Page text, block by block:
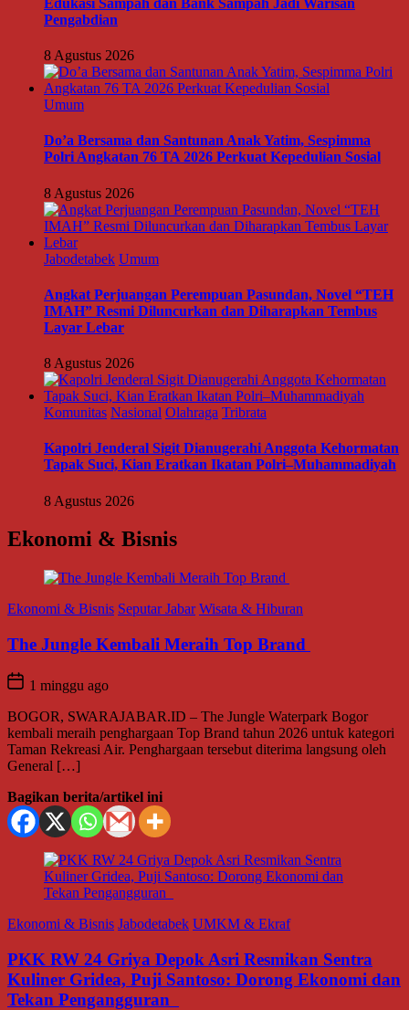
Pengabdian
8 Agustus 2026
Umum
Do’a Bersama dan Santunan Anak Yatim, Sespimma
Polri Angkatan 76 TA 2026 Perkuat Kepedulian Sosial
8 Agustus 2026
Jabodetabek Umum
Angkat Perjuangan Perempuan Pasundan, Novel “TEH
IMAH” Resmi Diluncurkan dan Diharapkan Tembus
Layar Lebar
8 Agustus 2026
Komunitas Nasional Olahraga Tribrata
Kapolri Jenderal Sigit Dianugerahi Anggota Kehormatan
Tapak Suci, Kian Eratkan Ikatan Polri–Muhammadiyah
8 Agustus 2026
Ekonomi & Bisnis
Ekonomi & Bisnis Seputar Jabar Wisata & Hiburan
The Jungle Kembali Meraih Top Brand
1 minggu ago
BOGOR, SWARAJABAR.ID – The Jungle Waterpark Bogor
kembali meraih penghargaan Top Brand tahun 2026 untuk kategori
Taman Rekreasi Air. Penghargaan tersebut diterima langsung oleh
General […]
Bagikan berita/artikel ini
Ekonomi & Bisnis Jabodetabek UMKM & Ekraf
PKK RW 24 Griya Depok Asri Resmikan Sentra
Kuliner Gridea, Puji Santoso: Dorong Ekonomi dan
Tekan Pengangguran